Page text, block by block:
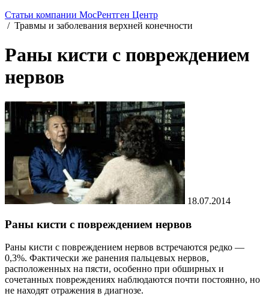
Статьи компании МосРентген Центр
/ Травмы и заболевания верхней конечности
Раны кисти с повреждением
нервов
18.07.2014
Раны кисти с повреждением нервов
Раны кисти с повреждением нервов встречаются редко —
0,3%. Фактически же ранения пальцевых нервов,
расположенных на пясти, особенно при обширных и
сочетанных повреждениях наблюдаются почти постоянно, но
не находят отражения в диагнозе.